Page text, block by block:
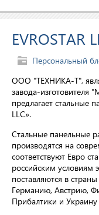
EVROSTAR
Персональный
ООО "ТЕХНИКА-Т",
завода-изготовителя
предлагает стальные
LLC».
Стальные панельные
производятся на
соответствуют Евро
российским условиям
поставляются в
Германию, Австрию,
Прибалтики и Украину